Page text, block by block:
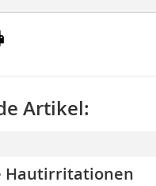
Artikel:
Hautirritationen